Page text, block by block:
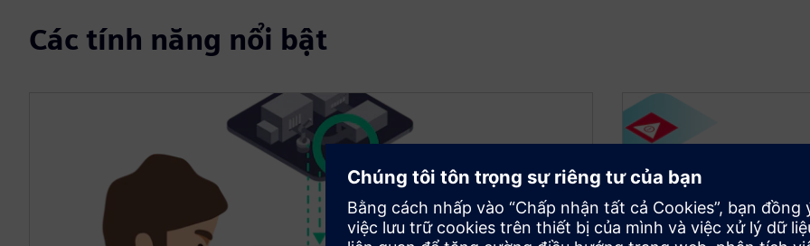
Các tính năng nổi bật